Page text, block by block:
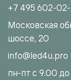
+7 495 602-
Московская
шоссе, 20
info@led4u.pro
пн-пт с 9.00 до